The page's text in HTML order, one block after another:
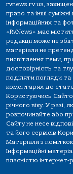
rvnews.rv.ua,
право та інші
інформаційних та
«RvNews» має
редакції може не
матеріали не
висвітлення теми,
достовірність та
поділяти погляди та
коментарях до
Користуючись
річного віку. У разі,
розпочинайте або
Сайту не несе
та його сервісів
Матеріали з
Інформаційні
власністю інтернет-